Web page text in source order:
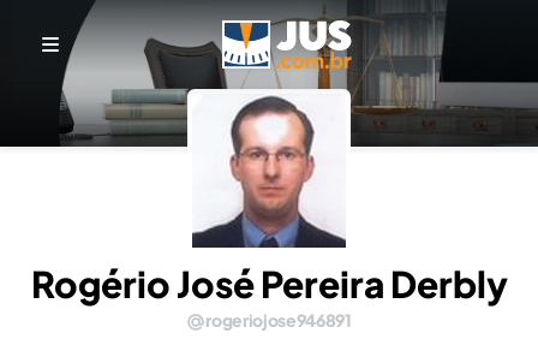
Rogério José Pereira Derbly
rogeriojose946891